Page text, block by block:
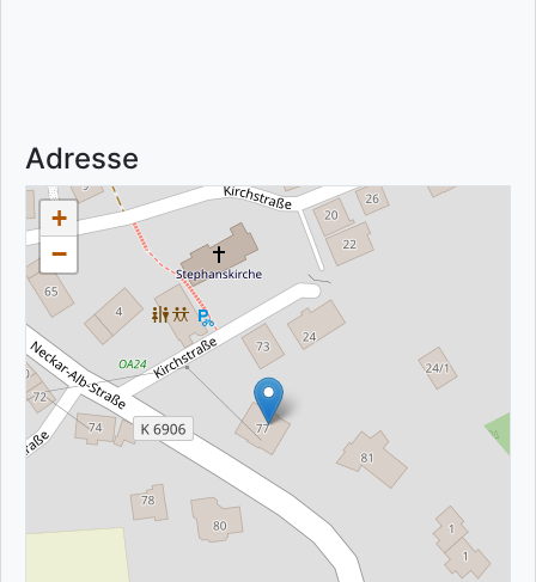
Adresse
+
−